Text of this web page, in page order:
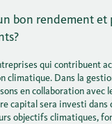
bon rendement et
qui contribuent
climatique. Dans la
en collaboration avec
capital sera investi dans
objectifs climatiques,